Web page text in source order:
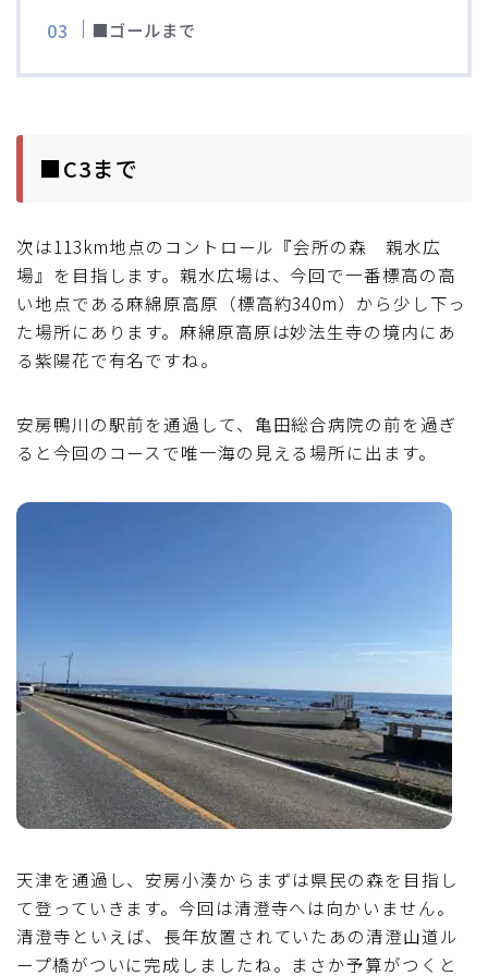
ブルベレポート2020
ブルベレポート2019
ブルベレポート2016
ブルべレポート2015
ブルべレポート2013
ブルべレポート2012
■ゴールまで
■C3まで
次は113km地点のコントロール『会所の森 親水広
場』を目指します。親水広場は、今回で一番標高の高
い地点である麻綿原高原（標高約340m）から少し下っ
た場所にあります。麻綿原高原は妙法生寺の境内にあ
る紫陽花で有名ですね。
安房鴨川の駅前を通過して、亀田総合病院の前を過ぎ
ると今回のコースで唯一海の見える場所に出ます。
天津を通過し、安房小湊からまずは県民の森を目指し
て登っていきます。今回は清澄寺へは向かいません。
清澄寺といえば、長年放置されていたあの清澄山道ル
ープ橋がついに完成しましたね。まさか予算がつくと